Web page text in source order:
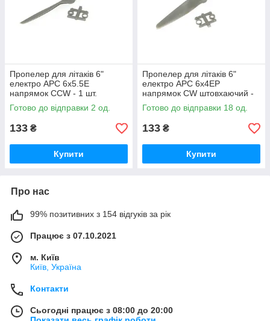
Пропелер для літаків 6"
електро APC 6x5.5E
напрямок CCW - 1 шт.
Готово до відправки 2 од.
133 ₴
Купити
Пропелер для літаків 6"
електро APC 6x4EP
напрямок CW штовхаючий -
1 шт.
Готово до відправки 18 од.
133 ₴
Купити
Про нас
99% позитивних з 154 відгуків за рік
Працює з 07.10.2021
м. Київ
Київ, Україна
Контакти
Сьогодні працює з 08:00 до 20:00